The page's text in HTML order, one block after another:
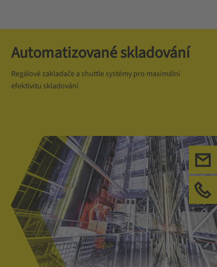
Automatizované skladování
Regálové zakladače a shuttle systémy pro maximální
efektivitu skladování